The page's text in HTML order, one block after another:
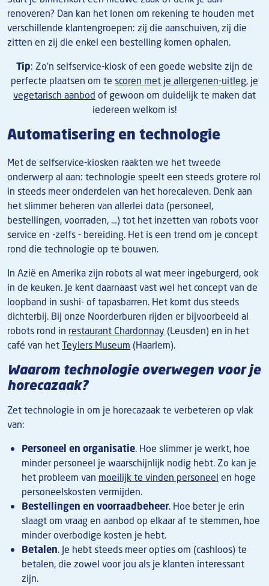
renoveren? Dan kan het lonen om rekening te houden met
verschillende klantengroepen: zij die aanschuiven, zij die
zitten en zij die enkel een bestelling komen ophalen.
Tip: Zo’n selfservice-kiosk of een goede website zijn de
perfecte plaatsen om te scoren met je allergenen-uitleg, je
vegetarisch aanbod of gewoon om duidelijk te maken dat
iedereen welkom is!
Automatisering en technologie
Met de selfservice-kiosken raakten we het tweede
onderwerp al aan: technologie speelt een steeds grotere rol
in steeds meer onderdelen van het horecaleven. Denk aan
het slimmer beheren van allerlei data (personeel,
bestellingen, voorraden, …) tot het inzetten van robots voor
service en -zelfs - bereiding. Het is een trend om je concept
rond die technologie op te bouwen.
In Azië en Amerika zijn robots al wat meer ingeburgerd, ook
in de keuken. Je kent daarnaast vast wel het concept van de
loopband in sushi- of tapasbarren. Het komt dus steeds
dichterbij. Bij onze Noorderburen rijden er bijvoorbeeld al
robots rond in restaurant Chardonnay (Leusden) en in het
café van hetTeylers Museum (Haarlem).
Waarom technologie overwegen voor je
horecazaak?
Zet technologie in om je horecazaak te verbeteren op vlak
van:
Personeel en organisatie. Hoe slimmer je werkt, hoe
minder personeel je waarschijnlijk nodig hebt. Zo kan je
het probleem van moeilijk te vinden personeel en hoge
personeelskosten vermijden.
Bestellingen en voorraadbeheer. Hoe beter je erin
slaagt om vraag en aanbod op elkaar af te stemmen, hoe
minder overbodige kosten je hebt.
Betalen. Je hebt steeds meer opties om (cashloos) te
betalen, die zowel voor jou als je klanten interessant
zijn.